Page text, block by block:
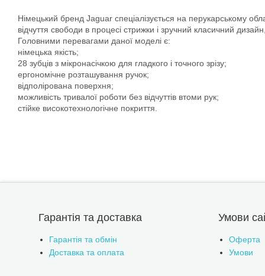
Німецький бренд Jaguar спеціалізується на перукарському
відчуття свободи в процесі стрижки і зручний класичний
Головними перевагами даної моделі є:
німецька якість;
28 зубців з мікронасічкою для гладкого і точного зрізу;
ергономічне розташування ручок;
відполірована поверхня;
можливість тривалої роботи без відчуттів втоми рук;
стійке високотехнологічне покриття.
Гарантія та доставка
Гарантія та обмін
Доставка та оплата
Умови
Оферта
Умови